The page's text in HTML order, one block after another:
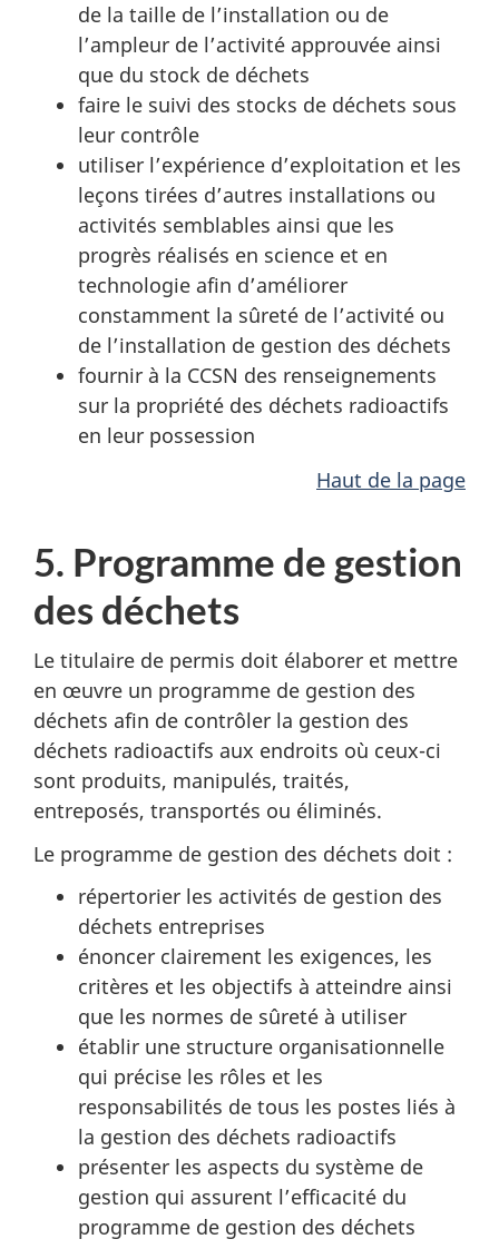
de la taille de l’installation ou de
l’ampleur de l’activité approuvée ainsi
que du stock de déchets
faire le suivi des stocks de déchets sous
leur contrôle
utiliser l’expérience d’exploitation et les
leçons tirées d’autres installations ou
activités semblables ainsi que les
progrès réalisés en science et en
technologie afin d’améliorer
constamment la sûreté de l’activité ou
de l’installation de gestion des déchets
fournir à la CCSN des renseignements
sur la propriété des déchets radioactifs
en leur possession
Haut de la page
5. Programme de gestion
des déchets
Le titulaire de permis doit élaborer et mettre
en œuvre un programme de gestion des
déchets afin de contrôler la gestion des
déchets radioactifs aux endroits où ceux-ci
sont produits, manipulés, traités,
entreposés, transportés ou éliminés.
Le programme de gestion des déchets doit :
répertorier les activités de gestion des
déchets entreprises
énoncer clairement les exigences, les
critères et les objectifs à atteindre ainsi
que les normes de sûreté à utiliser
établir une structure organisationnelle
qui précise les rôles et les
responsabilités de tous les postes liés à
la gestion des déchets radioactifs
présenter les aspects du système de
gestion qui assurent l’efficacité du
programme de gestion des déchets